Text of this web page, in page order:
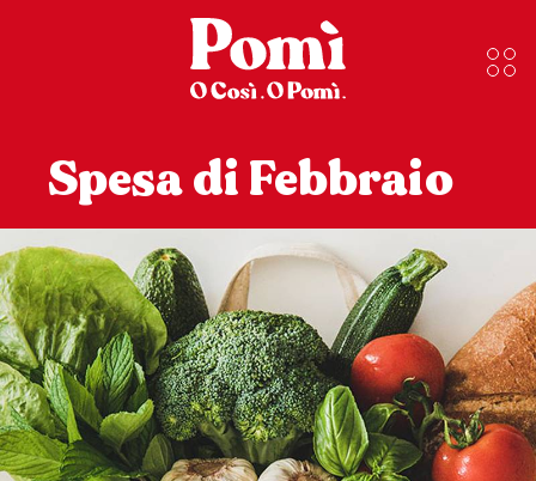
Spesa di Febbraio